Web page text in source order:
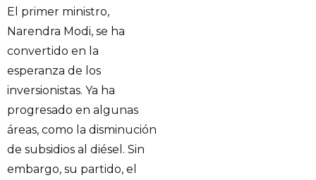
El primer ministro,
Narendra Modi, se ha
convertido en la
esperanza de los
inversionistas. Ya ha
progresado en algunas
áreas, como la disminución
de subsidios al diésel. Sin
embargo, su partido, el